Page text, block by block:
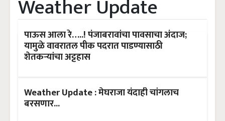
Weather Update
पाऊस आला रे…..! पंजाबरावांचा पावसाचा अंदाज;
यामुळे वावरातल पीक पदरात पाडण्यासाठी
शेतकऱ्यांचा अट्टहास
Weather Update : मेघराजा यंदाही चांगलाच
बरसणार...